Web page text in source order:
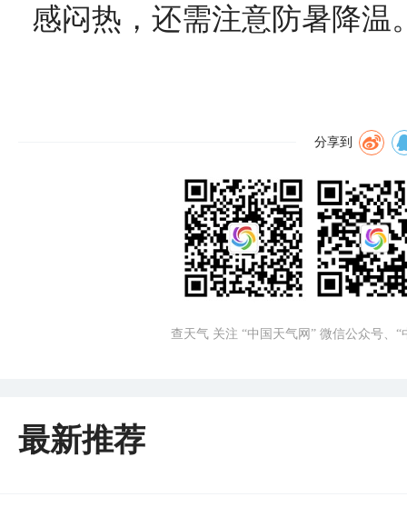
感闷热，还需注意防暑降温
分享到
查天气 关注 “中国天气网” 微信公众号、
最新推荐